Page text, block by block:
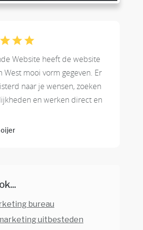
Website heeft de website
West mooi vorm gegeven. Er
naar je wensen, zoeken
en werken direct en
bureau
uitbesteden